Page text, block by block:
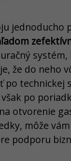
že do neho
po
po
otvorenie
môže
podporu